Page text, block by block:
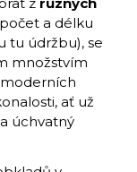
a délku
tu údržbu), se
množstvím
ať už
úchvatný